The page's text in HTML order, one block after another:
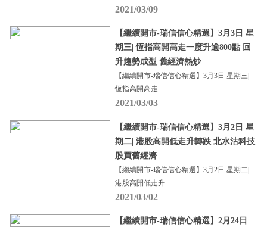
2021/03/09
【繼續開市-瑞信信心精選】3月3日 星
期三| 恆指高開高走一度升逾800點 回
升趨勢成型 舊經濟熱炒
【繼續開市-瑞信信心精選】3月3日 星期三|
恆指高開高走
2021/03/03
【繼續開市-瑞信信心精選】3月2日 星
期二| 港股高開低走升轉跌 北水沽科技
股買舊經濟
【繼續開市-瑞信信心精選】3月2日 星期二|
港股高開低走升
2021/03/02
【繼續開市-瑞信信心精選】2月24日